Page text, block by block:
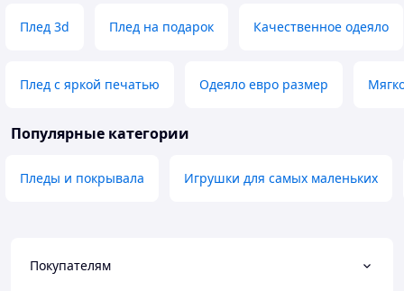
Плед 3d Плед на подарок Качественное одеяло
Плед с яркой печатью Одеяло евро размер
Популярные категории
Пледы и покрывала Игрушки для самых маленьких
Покупателям